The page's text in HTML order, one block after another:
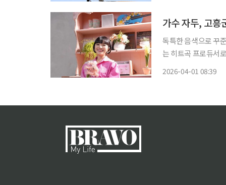
가수 자두, 고흥
독특한 음색으로 꾸
는 히트곡 프로듀서
2026-04-01 08:39